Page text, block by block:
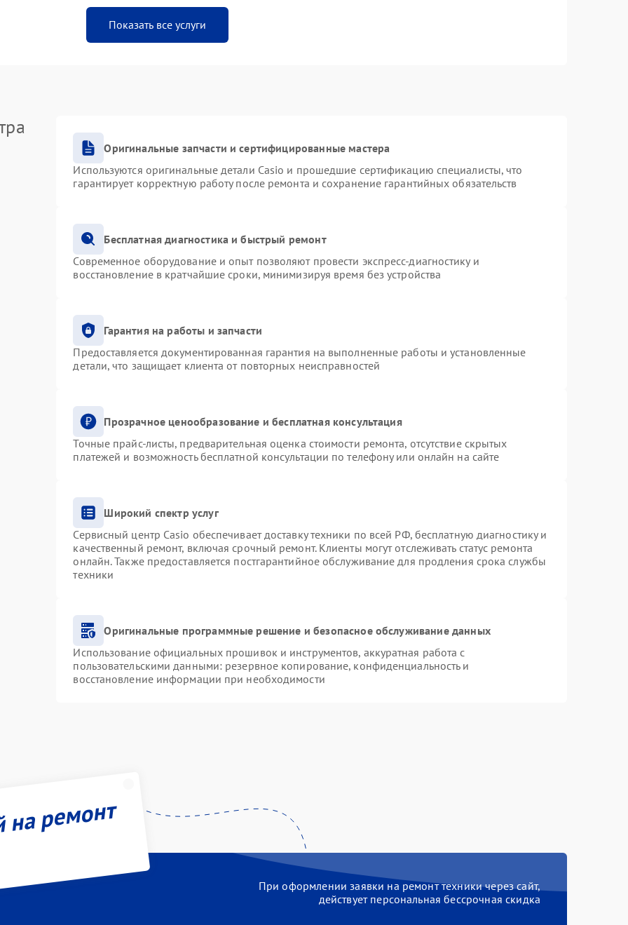
Показать все услуги
Оригинальные запчасти и сертифицированные мастера
Используются оригинальные детали Casio и прошедшие сертификацию специалисты, что
гарантирует корректную работу после ремонта и сохранение гарантийных обязательств
Бесплатная диагностика и быстрый ремонт
Современное оборудование и опыт позволяют провести экспресс-диагностику и
восстановление в кратчайшие сроки, минимизируя время без устройства
Гарантия на работы и запчасти
Предоставляется документированная гарантия на выполненные работы и установленные
детали, что защищает клиента от повторных неисправностей
Прозрачное ценообразование и бесплатная консультация
Точные прайс-листы, предварительная оценка стоимости ремонта, отсутствие скрытых
платежей и возможность бесплатной консультации по телефону или онлайн на сайте
Широкий спектр услуг
Сервисный центр Casio обеспечивает доставку техники по всей РФ, бесплатную диагностику и
качественный ремонт, включая срочный ремонт. Клиенты могут отслеживать статус ремонта
онлайн. Также предоставляется постгарантийное обслуживание для продления срока службы
техники
Оригинальные программные решение и безопасное обслуживание данных
Использование официальных прошивок и инструментов, аккуратная работа с
пользовательскими данными: резервное копирование, конфиденциальность и
восстановление информации при необходимости
ремонт
При оформлении заявки на ремонт техники через сайт,
действует персональная бессрочная скидка